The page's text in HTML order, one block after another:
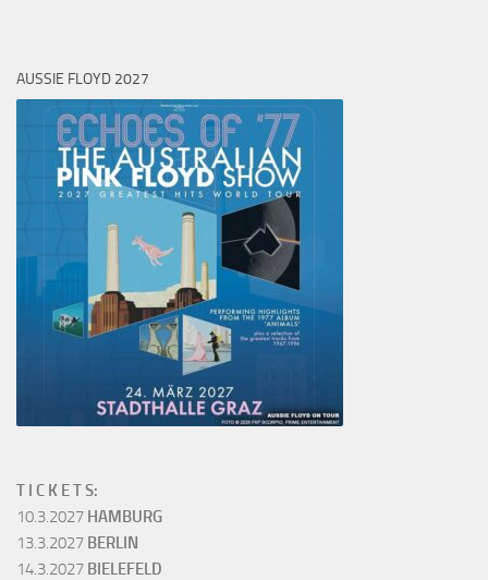
AUSSIE FLOYD 2027
T I C K E T S:
10.3.2027 HAMBURG
13.3.2027 BERLIN
14.3.2027 BIELEFELD